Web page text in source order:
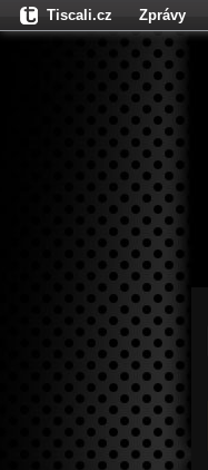
Tiscali.cz Zprávy
Fights.cz